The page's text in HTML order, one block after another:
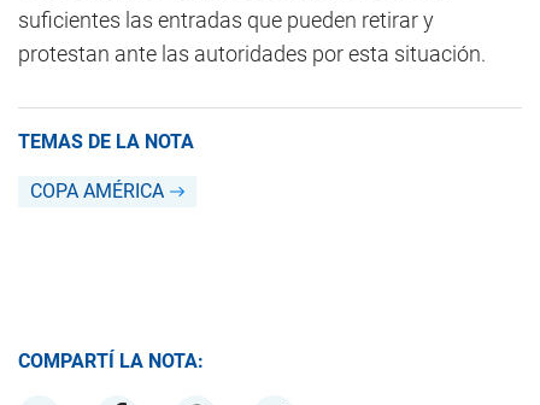
suficientes las entradas que pueden retirar y
protestan ante las autoridades por esta situación.
TEMAS DE LA NOTA
COPA AMÉRICA
COMPARTÍ LA NOTA: